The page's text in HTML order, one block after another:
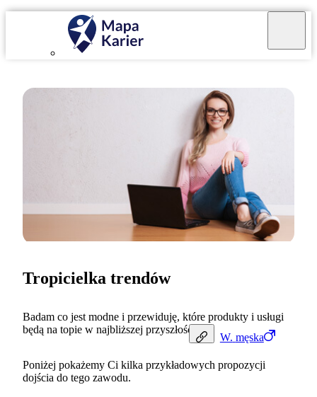
W. męska
Tropicielka trendów
Badam co jest modne i przewiduję, które produkty i usługi
będą na topie w najbliższej przyszłości.
Poniżej pokażemy Ci kilka przykładowych propozycji
dojścia do tego zawodu.